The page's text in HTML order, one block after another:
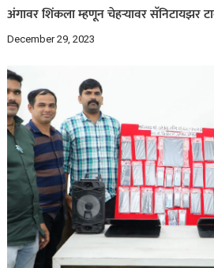
अंगावर शिंकला म्हणून चेहऱ्यावर सॅनिटायझर
December 29, 2023